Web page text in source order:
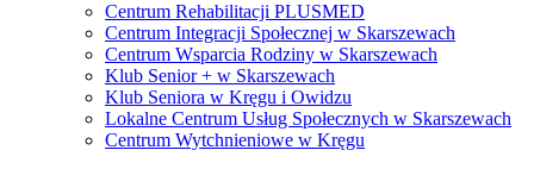
Centrum Rehabilitacji PLUSMED
Centrum Integracji Społecznej w Skarszewach
Centrum Wsparcia Rodziny w Skarszewach
Klub Senior + w Skarszewach
Klub Seniora w Kręgu i Owidzu
Lokalne Centrum Usług Społecznych w Skarszewach
Centrum Wytchnieniowe w Kręgu